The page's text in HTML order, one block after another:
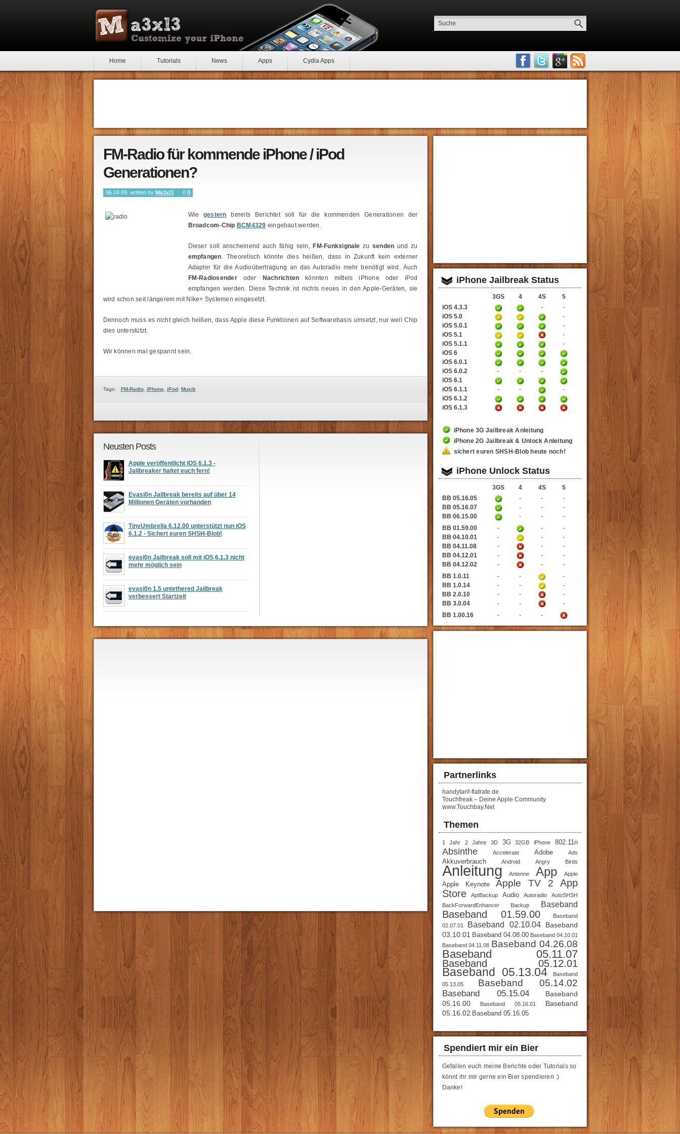
Home Tutorials News Apps Cydia Apps
FM-Radio für kommende iPhone / iPod
Generationen?
06.04.09, written by Ma3xl3 0 0
Wie gestern bereits Berichtet soll für die kommenden Generationen der
Broadcom-Chip BCM4329 eingebaut werden.
Dieser soll anscheinend auch fähig sein, FM-Funksignale zusenden und zu
empfangen. Theoretisch könnte dies heißen, dass in Zukunft kein externer
Adapter für die Audioübertragung an das Autoradio mehr benötigt wird. Auch
FM-Radiosenderoder Nachrichten könnten mittels iPhone oder iPod
empfangen werden. Diese Technik ist nichts neues in den Apple-Geräten, sie
wird schon seit längerem mit Nike+ Systemen eingesetzt.
Dennoch muss es nicht gleich heißen, dass Apple diese Funktionen auf Softwarebasis umsetzt, nur weil Chip
dies unterstützt.
Wir können mal gespannt sein.
Tags: FM-Radio, iPhone, iPod, Musik
Neusten Posts
Apple veröffentlicht iOS 6.1.3 -
Jailbreaker haltet euch fern!
Evasi0n Jailbreak bereits auf über 14
Millionen Geräten vorhanden
TinyUmbrella 6.12.00 unterstützt nun iOS
6.1.2 - Sichert euren SHSH-Blob!
evasi0n Jailbreak soll mit iOS 6.1.3 nicht
mehr möglich sein
evasi0n 1.5 untethered Jailbreak
verbessert Startzeit
iPhone Jailbreak Status
3GS 4 4S
5
iOS 4.3.3
-
-
iOS 5.0
-
iOS 5.0.1
-
iOS 5.1
-
iOS 5.1.1
-
iOS 6
iOS 6.0.1
iOS 6.0.2
- -
-
iOS 6.1
iOS 6.1.1
- -
-
iOS 6.1.2
iOS 6.1.3
iPhone 3G Jailbreak Anleitung
iPhone 2G Jailbreak & Unlock Anleitung
sichert euren SHSH-Blob heute noch!
iPhone Unlock Status
3GS 4 4S
5
BB 05.16.05
- -
-
BB 05.16.07
- -
-
BB 06.15.00
- -
-
BB 01.59.00
- -
-
BB 04.10.01
- -
-
BB 04.11.08
- -
-
BB 04.12.01
- -
-
BB 04.12.02
- -
-
BB 1.0.11
- -
-
BB 1.0.14
- -
-
BB 2.0.10
- -
-
BB 3.0.04
- -
-
BB 1.00.16
- - -
Partnerlinks
handytarif-flatrate.de
Touchfreak – Deine Apple Community
www.Touchbay.Net
Themen
1 Jahr 2 Jahre 3D 3G 32GB iPhone 802.11n
Absinthe Accelerate Adobe Ads
Akkuverbrauch Android Angry Birds
Anleitung Antenne App Apple
Apple Keynote Apple TV 2
App
Store
AptBackup Audio Autoradio
AutoSHSH
BackForwardEnhancer
Backup Baseband
Baseband 01.59.00
Baseband
02.07.01
Baseband 02.10.04
Baseband
03.10.01 Baseband 04.08.00 Baseband 04.10.01
Baseband 04.11.08 Baseband 04.26.08
Baseband 05.11.07
Baseband 05.12.01
Baseband 05.13.04
Baseband
05.13.05
Baseband 05.14.02
Baseband 05.15.04
Baseband
05.16.00
Baseband 05.16.01
Baseband
05.16.02 Baseband 05.16.05
Spendiert mir ein Bier
Gefallen euch meine Berichte oder Tutorials so
könnt ihr mir gerne ein Bier spendieren :)
Danke!